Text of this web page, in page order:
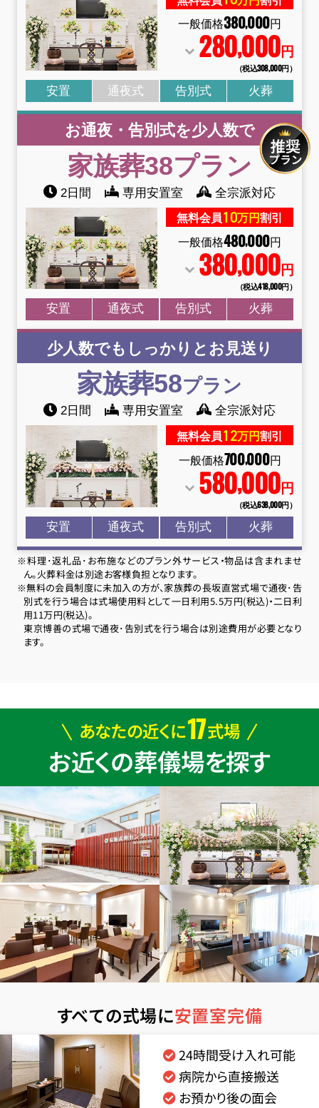
380,000
280,000円
（税込308,000円）
安置 通夜式 告別式 火葬
お通夜・告別式を少人数で
家族葬38プラン
2日間 専用安置室 全宗派対応
無料会員10万円割引
480,000
380,000円
（税込418,000円）
安置 通夜式 告別式 火葬
少人数でもしっかりとお見送り
家族葬58プラン
専用安置室 全宗派対応
無料会員12万円割引
700,000
580,000円
（税込638,000円）
安置 通夜式 告別式 火葬
※料理･返礼品･お布施などのプラン外サービス・物品は含まれませ
ん。火葬料金は別途お客様負担となります。
※無料の会員制度に未加入の方が、家族葬の長坂直営式場で通夜･告
別式を行う場合は式場使用料として一日利用5.5万円(税込)・二日利
用11万円(税込)。
東京博善の式場で通夜･告別式を行う場合は別途費用が必要となり
ます。
あなたの近くに17式場
お近くの葬儀場を探す
すべての式場に安置室完備
24時間受け入れ可能
病院から直接搬送
お預かり後の面会